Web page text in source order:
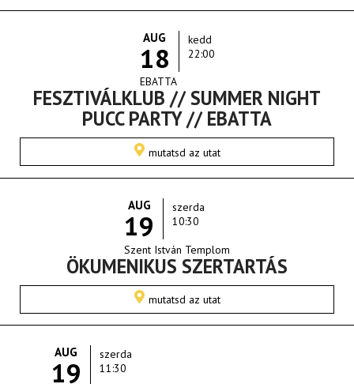
AUG
18
kedd
22:00
EBATTA
FESZTIVÁLKLUB // SUMMER NIGHT
PUCC PARTY // EBATTA
mutatsd az utat
AUG
19
szerda
10:30
Szent István Templom
ÖKUMENIKUS SZERTARTÁS
mutatsd az utat
AUG
19
szerda
11:30